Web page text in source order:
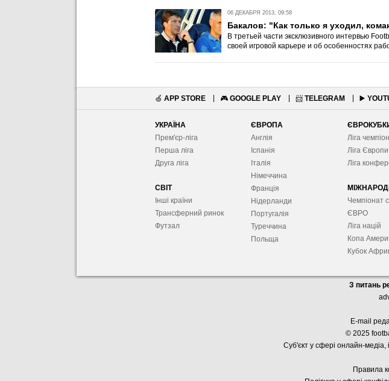
06 ДЕКАБРЯ 2013, 09:58
Бакалов: "Как только я уходил,
В третьей части эксклюзивного интервью
своей игровой карьере и об особенностях
🍏 APP STORE 🎮 GOOGLE PLAY 📨 TELEGRAM ▶️
УКРАЇНА
Прем'єр-ліга
Перша ліга
Друга ліга
СВІТ
Інші країни
Трансферний ринок
Футзал
ЄВРОПА
Англія
Іспанія
Італія
Німеччина
Франція
Нідерланди
Португалія
Туреччина
Польща
Ліга
Ліга Європи
Ліга
Чемпіонат
ЄВРО
Ліга націй
Копа
Кубок
З питань
E-mail
© 2025
Суб'єкт у сфері онлайн-медіа, і
Правила